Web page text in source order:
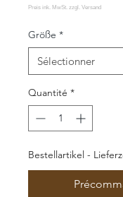
Größe *
Quantité *
Bestellartikel -